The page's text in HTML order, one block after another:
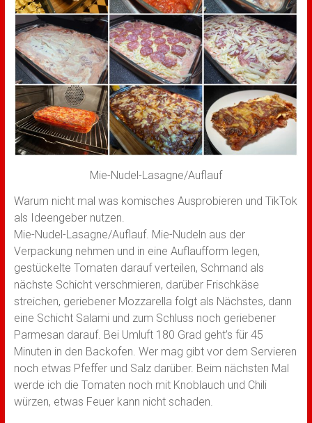
Mie-Nudel-Lasagne/Auflauf
Warum nicht mal was komisches Ausprobieren und TikTok
als Ideengeber nutzen.
Mie-Nudel-Lasagne/Auflauf. Mie-Nudeln aus der
Verpackung nehmen und in eine Auflaufform legen,
gestückelte Tomaten darauf verteilen, Schmand als
nächste Schicht verschmieren, darüber Frischkäse
streichen, geriebener Mozzarella folgt als Nächstes, dann
eine Schicht Salami und zum Schluss noch geriebener
Parmesan darauf. Bei Umluft 180 Grad geht’s für 45
Minuten in den Backofen. Wer mag gibt vor dem Servieren
noch etwas Pfeffer und Salz darüber. Beim nächsten Mal
werde ich die Tomaten noch mit Knoblauch und Chili
würzen, etwas Feuer kann nicht schaden.